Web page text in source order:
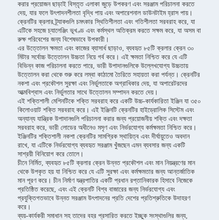
করার প্রয়োজন ছাড়াই বিস্তৃত এলাকা জুড়ে উপকরণ এবং সরঞ্জাম পরিচালনা করতে
দেয়, যার ফলে উৎপাদনশীলতা বৃদ্ধি পায় এবং অপারেশনাল ডাউনটাইম হ্রাস পায়।
ক্রেনটির ক্রলার ট্র্যাকগুলি চমৎকার স্থিতিশীলতা এবং গতিশীলতা সরবরাহ করে, যা
এটিকে সহজে চ্যালেঞ্জিং ভূখণ্ড এবং কর্মস্থল অতিক্রম করতে সক্ষম করে, যা অসম বা
রুক্ষ পরিবেশের জন্য বিশেষভাবে উপকারী।
এর উত্তোলন ক্ষমতা এবং কাজের ব্যাসার্ধ ছাড়াও, ব্যবহৃত ৮৫টি ক্রলার ক্রেন ৩০
মিটার সর্বোচ্চ উত্তোলন উচ্চতা নিয়ে গর্ব করে। এই ক্ষমতা নিশ্চিত করে যে এটি
বিভিন্ন কাজ পরিচালনা করতে পারে, ভারী উপাদানগুলিকে উল্লেখযোগ্য উচ্চতায়
উত্তোলন করা থেকে শুরু করে লম্বা কাঠামো তৈরিতে সহায়তা করা পর্যন্ত। ক্রেনটির
নকশা এবং প্রকৌশল সুরক্ষা এবং নির্ভুলতাকে অগ্রাধিকার দেয়, যা অপারেটরদের
আত্মবিশ্বাস এবং নির্ভুলতার সাথে উত্তোলন সম্পাদন করতে দেয়।
এই শক্তিশালী মেশিনটিকে শক্তি সরবরাহ করে একটি উচ্চ-কার্যকারিতা ইঞ্জিন যা ৩৫০
কিলোওয়াট শক্তি সরবরাহ করে। এই ইঞ্জিনটি ক্রেনটির হাইড্রোলিক সিস্টেম এবং
অন্যান্য যান্ত্রিক উপাদানগুলি পরিচালনা করার জন্য প্রয়োজনীয় শক্তি এবং দক্ষতা
সরবরাহ করে, ভারী লোডের অধীনেও মসৃণ এবং নির্ভরযোগ্য কর্মক্ষমতা নিশ্চিত করে।
ইঞ্জিনটির শক্তিশালী নকশা ক্রেনটির সামগ্রিক স্থায়িত্ব এবং দীর্ঘায়ুতেও অবদান
রাখে, যা এটিকে নির্ভরযোগ্য ব্যবহৃত সরঞ্জাম খুঁজছেন এমন ব্যবসার জন্য একটি
সাশ্রয়ী বিনিয়োগ করে তোলে।
চীনে নির্মিত, ব্যবহৃত ৮৫টি ক্রলার ক্রেন উন্নত প্রকৌশল এবং মান নিয়ন্ত্রণের মান
থেকে উপকৃত হয় যা নিশ্চিত করে যে এটি সুরক্ষা এবং কর্মক্ষমতার জন্য আন্তর্জাতিক
মান পূরণ করে। চীন নির্মাণ যন্ত্রপাতির একটি প্রধান রপ্তানিকারক হিসাবে নিজেকে
প্রতিষ্ঠিত করেছে, এবং এই ক্রেনটি বিশ্ব বাজারের জন্য নির্ভরযোগ্য এবং
প্রযুক্তিগতভাবে উন্নত সরঞ্জাম উৎপাদনের প্রতি দেশের প্রতিশ্রুতিকে উদাহরণ
করে।
ব্যয়-কার্যকরী সমাধান সহ তাদের বহর প্রসারিত করতে ইচ্ছুক সংস্থাগুলির জন্য,